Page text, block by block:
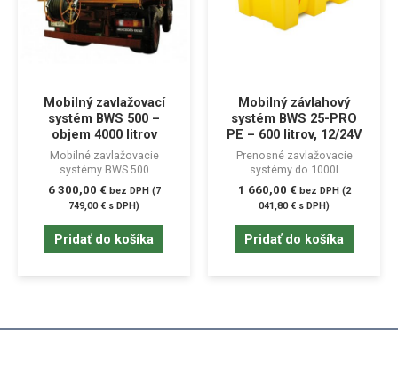
Mobilný zavlažovací
systém BWS 500 –
objem 4000 litrov
Mobilné zavlažovacie
systémy BWS 500
6 300,00 € bez DPH (7
749,00€ s DPH)
Pridať do košíka
Mobilný závlahový
systém BWS 25-PRO
PE – 600 litrov, 12/24V
Prenosné zavlažovacie
systémy do 1000l
1 660,00 € bez DPH (2
041,80€ s DPH)
Pridať do košíka